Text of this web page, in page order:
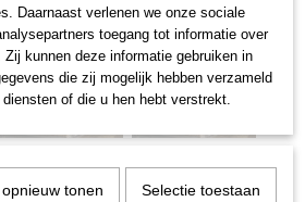
Daarnaast verlenen we onze sociale
toegang tot informatie over
kunnen deze informatie gebruiken in
die zij mogelijk hebben verzameld
of die u hen hebt verstrekt.
tonen Selectie toestaan